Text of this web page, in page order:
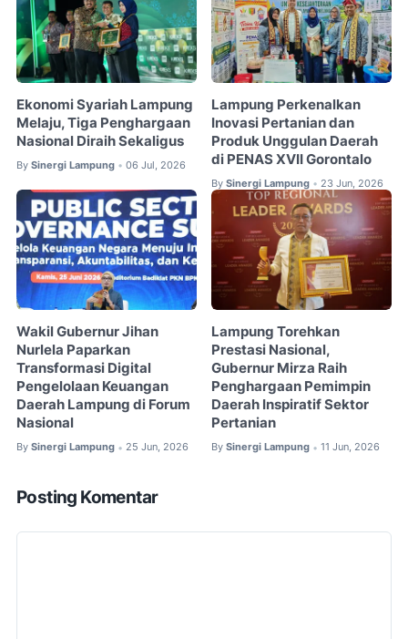
Ekonomi Syariah Lampung
Melaju, Tiga Penghargaan
Nasional Diraih Sekaligus
By Sinergi Lampung • 06 Jul, 2026
Lampung Perkenalkan
Inovasi Pertanian dan
Produk Unggulan Daerah
di PENAS XVII Gorontalo
By Sinergi Lampung • 23 Jun, 2026
Wakil Gubernur Jihan
Nurlela Paparkan
Transformasi Digital
Pengelolaan Keuangan
Daerah Lampung di Forum
Nasional
By Sinergi Lampung • 25 Jun, 2026
Lampung Torehkan
Prestasi Nasional,
Gubernur Mirza Raih
Penghargaan Pemimpin
Daerah Inspiratif Sektor
Pertanian
By Sinergi Lampung • 11 Jun, 2026
Posting Komentar